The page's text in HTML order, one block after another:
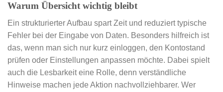
Warum Übersicht wichtig bleibt
Ein strukturierter Aufbau spart Zeit und reduziert typische
Fehler bei der Eingabe von Daten. Besonders hilfreich ist
das, wenn man sich nur kurz einloggen, den Kontostand
prüfen oder Einstellungen anpassen möchte. Dabei spielt
auch die Lesbarkeit eine Rolle, denn verständliche
Hinweise machen jede Aktion nachvollziehbarer. Wer